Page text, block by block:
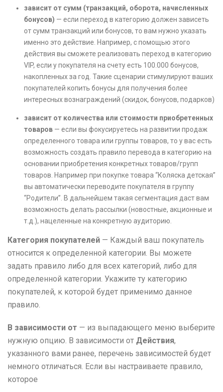
зависит от сумм (транзакций, оборота, начисленных
бонусов) — если переход в категорию должен зависеть
от сумм транзакций или бонусов, то вам нужно указать
именно это действие. Например, с помощью этого
действия вы сможете реализовать переход в категорию
VIP, если у покупателя на счету есть 100.000 бонусов,
накопленных за год. Такие сценарии стимулируют ваших
покупателей копить бонусы для получения более
интересных вознаграждений (скидок, бонусов, подарков)
зависит от количества или стоимости приобретенных
товаров— если вы фокусируетесь на развитии продаж
определенного товара или группы товаров, то у вас есть
возможность создать правило перевода в категорию на
основании приобретения конкретных товаров/групп
товаров. Например при покупке товара “Коляска детская”
вы автоматически переводите покупателя в группу
“Родители”. В дальнейшем такая сегментация даст вам
возможность делать рассылки (новостные, акционные и
т.д.), нацеленные на конкретную аудиторию.
Категория покупателей — Каждый ваш покупатель
относится к определенной категории. Вы можете
задать правило либо для всех категорий, либо для
определенной категории. Укажите ту категорию
покупателей, к которой будет применимо данное
правило.
В зависимости от — из выпадающего меню выберите
нужную опцию. В зависимости от Действия,
указанного вами ранее, перечень зависимостей будет
немного отличаться. Если вы настраиваете правило,
которое